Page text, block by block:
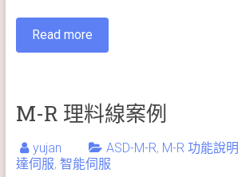
Read more
M-R 理料線案例
yujan ASD-M-R, M-R 功能說明
達伺服, 智能伺服